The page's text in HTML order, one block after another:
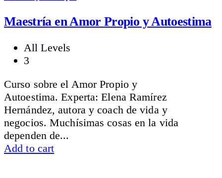
Maestría en Amor Propio y Autoestima
All Levels
3
Curso sobre el Amor Propio y
Autoestima. Experta: Elena Ramírez
Hernández, autora y coach de vida y
negocios. Muchísimas cosas en la vida
dependen de...
Add to cart